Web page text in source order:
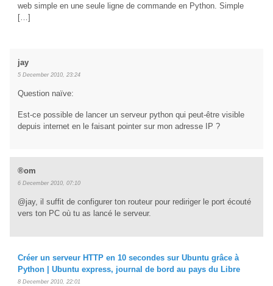
web simple en une seule ligne de commande en Python. Simple
[…]
jay
5 December 2010, 23:24
Question naïve:
Est-ce possible de lancer un serveur python qui peut-être visible
depuis internet en le faisant pointer sur mon adresse IP ?
®om
6 December 2010, 07:10
@jay, il suffit de configurer ton routeur pour rediriger le port écouté
vers ton PC où tu as lancé le serveur.
Créer un serveur HTTP en 10 secondes sur Ubuntu grâce à
Python | Ubuntu express, journal de bord au pays du Libre
8 December 2010, 22:01